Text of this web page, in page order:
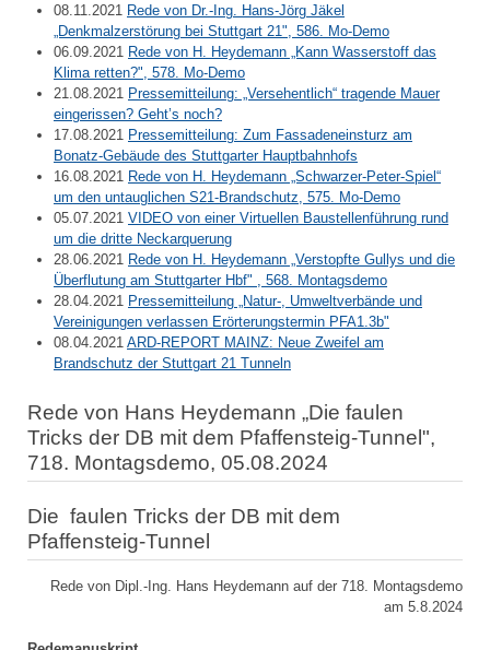
08.11.2021 Rede von Dr.-Ing. Hans-Jörg Jäkel
„Denkmalzerstörung bei Stuttgart 21", 586. Mo-Demo
06.09.2021 Rede von H. Heydemann „Kann Wasserstoff das
Klima retten?", 578. Mo-Demo
21.08.2021 Pressemitteilung: „Versehentlich“ tragende Mauer
eingerissen? Geht’s noch?
17.08.2021 Pressemitteilung: Zum Fassadeneinsturz am
Bonatz-Gebäude des Stuttgarter Hauptbahnhofs
16.08.2021 Rede von H. Heydemann „Schwarzer-Peter-Spiel“
um den untauglichen S21-Brandschutz, 575. Mo-Demo
05.07.2021 VIDEO von einer Virtuellen Baustellenführung rund
um die dritte Neckarquerung
28.06.2021 Rede von H. Heydemann „Verstopfte Gullys und die
Überflutung am Stuttgarter Hbf" , 568. Montagsdemo
28.04.2021 Pressemitteilung „Natur-, Umweltverbände und
Vereinigungen verlassen Erörterungstermin PFA1.3b"
08.04.2021 ARD-REPORT MAINZ: Neue Zweifel am
Brandschutz der Stuttgart 21 Tunneln
Rede von Hans Heydemann „Die faulen
Tricks der DB mit dem Pfaffensteig-Tunnel",
718. Montagsdemo, 05.08.2024
Die faulen Tricks der DB mit dem
Pfaffensteig-Tunnel
Rede von Dipl.-Ing. Hans Heydemann auf der 718. Montagsdemo
am 5.8.2024